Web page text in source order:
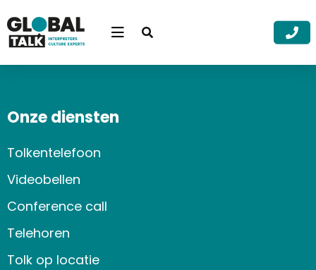
Open
Onze diensten
Tolkentelefoon
Videobellen
Conference call
Telehoren
Tolk op locatie